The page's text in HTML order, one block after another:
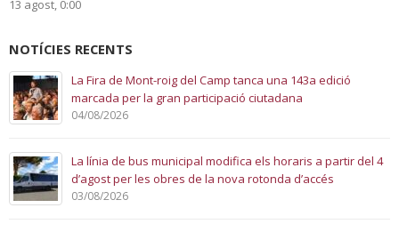
13 agost, 0:00
NOTÍCIES RECENTS
La Fira de Mont-roig del Camp tanca una 143a edició
marcada per la gran participació ciutadana
04/08/2026
La línia de bus municipal modifica els horaris a partir del 4
d’agost per les obres de la nova rotonda d’accés
03/08/2026